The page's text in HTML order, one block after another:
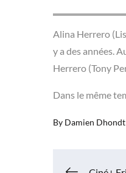
Alina Herrero
y a des années.
Herrero (Tony
Dans le même
By Damien Dhondt